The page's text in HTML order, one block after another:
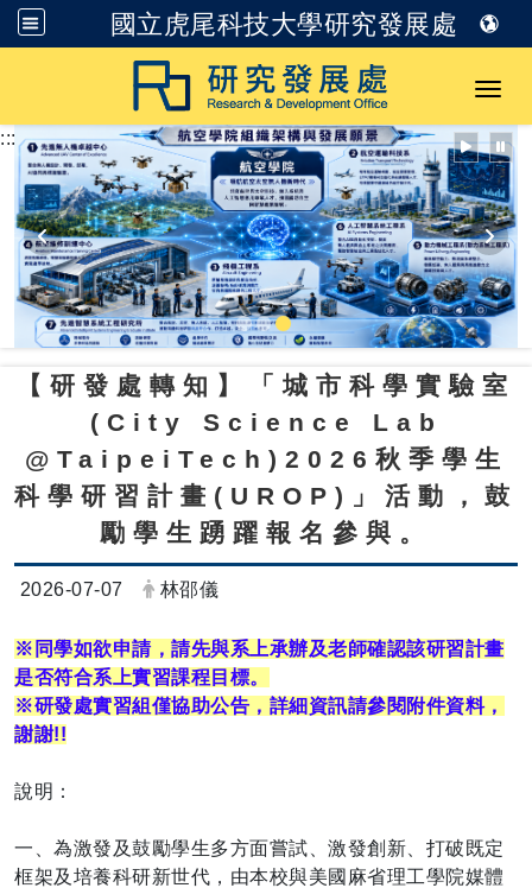
國立虎尾科技大學研究發展處
跳到主要內容
:::
【研發處轉知】「城市科學實驗室
(City Science Lab
@TaipeiTech)2026秋季學生
科學研習計畫(UROP)」活動，鼓
勵學生踴躍報名參與。
日期：
2026-07-07 發布者：
林邵儀
※同學如欲申請，請先與系上承辦及老師確認該研習計畫
是否符合系上實習課程目標。
※研發處實習組僅協助公告，詳細資訊請參閱附件資料，
謝謝!!
說明：
一、為激發及鼓勵學生多方面嘗試、激發創新、打破既定
框架及培養科研新世代，由本校與美國麻省理工學院媒體